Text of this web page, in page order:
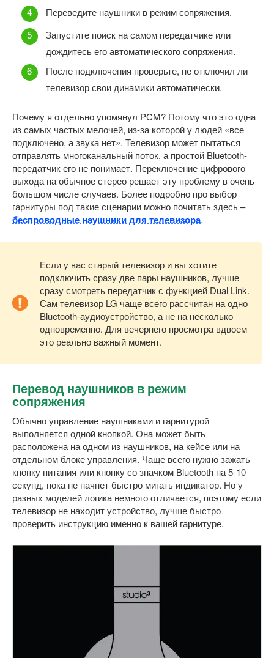
Переведите наушники в режим сопряжения.
Запустите поиск на самом передатчике или
дождитесь его автоматического сопряжения.
После подключения проверьте, не отключил ли
телевизор свои динамики автоматически.
Почему я отдельно упомянул PCM? Потому что это одна
из самых частых мелочей, из-за которой у людей «все
подключено, а звука нет». Телевизор может пытаться
отправлять многоканальный поток, а простой Bluetooth-
передатчик его не понимает. Переключение цифрового
выхода на обычное стерео решает эту проблему в очень
большом числе случаев. Более подробно про выбор
гарнитуры под такие сценарии можно почитать здесь –
беспроводные наушники для телевизора.
Если у вас старый телевизор и вы хотите
подключить сразу две пары наушников, лучше
сразу смотреть передатчик с функцией Dual Link.
Сам телевизор LG чаще всего рассчитан на одно
Bluetooth-аудиоустройство, а не на несколько
одновременно. Для вечернего просмотра вдвоем
это реально важный момент.
Перевод наушников в режим
сопряжения
Обычно управление наушниками и гарнитурой
выполняется одной кнопкой. Она может быть
расположена на одном из наушников, на кейсе или на
отдельном блоке управления. Чаще всего нужно зажать
кнопку питания или кнопку со значком Bluetooth на 5-10
секунд, пока не начнет быстро мигать индикатор. Но у
разных моделей логика немного отличается, поэтому если
телевизор не находит устройство, лучше быстро
проверить инструкцию именно к вашей гарнитуре.